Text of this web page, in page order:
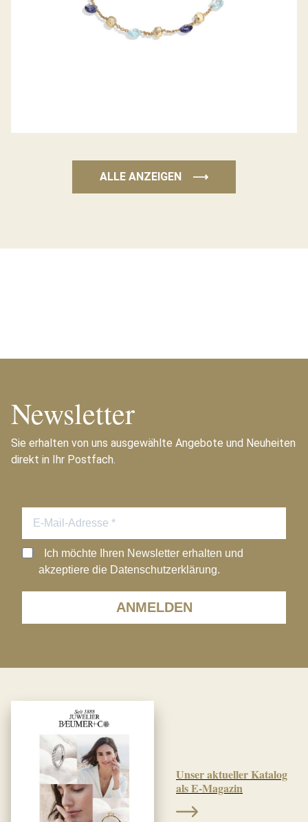
ALLE ANZEIGEN ⟶
Newsletter
Sie erhalten von uns ausgewählte Angebote und Neuheiten
direkt in Ihr Postfach.
ANMELDEN
Ich möchte Ihren Newsletter erhalten und
akzeptiere die Datenschutzerklärung.
Unser aktueller Katalog
als E-Magazin